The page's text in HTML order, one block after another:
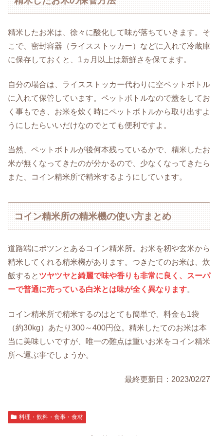
精米したお米は、徐々に酸化して味が落ちていきます。そ
こで、密封容器（ライスストッカー）などに入れて冷蔵庫
に保存しておくと、1ヵ月以上は新鮮さを保てます。
自分の場合は、ライスストッカー代わりに空ペットボトル
に入れて保管しています。ペットボトルなので蓋をしてお
く事もでき、お米を炊く時にペットボトルから取り出すよ
うにしたらいいだけなのでとても便利ですよ。
当然、ペットボトルが後何本残っているかで、精米したお
米が無くなってきたのが分かるので、少なくなってきたら
また、コイン精米所で精米するようにしています。
コイン精米所の精米機の使い方まとめ
道路端にポツンとあるコイン精米所。お米を籾や玄米から
精米してくれる精米機があります。つきたてのお米は、炊
飯すると ツヤツヤと綺麗で味や香りも非常に良く、スーパ
ーで普通に売っている白米とは味が全く異なります。
コイン精米所で精米するのはとても簡単で、料金も1袋
（約30kg）あたり300～400円位。精米したてのお米は本
当に美味しいですが、唯一の難点は重いお米をコイン精米
所へ運ぶ事でしょうか。
最終更新日：2023/02/27
料理・飲料・食事・食材